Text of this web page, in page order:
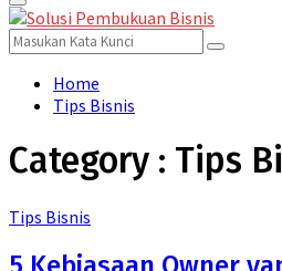
for:
Primary
Menu
Search
for:
Search
Home
Tips Bisnis
Category : Tips
Tips Bisnis